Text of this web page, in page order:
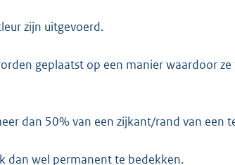
zijn uitgevoerd.
geplaatst op een manier waardoor ze
dan 50% van een zijkant/rand van een
dan wel permanent te bedekken.